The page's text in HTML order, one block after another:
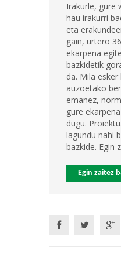
Irakurle, gure
hau irakurri
eta
gain, urtero
ekarpena
bazkidetik
da. Mila
auzoetako
emanez,
gure
dugu.
lagundu nahi
bazkide. Egin
Egin zaitez